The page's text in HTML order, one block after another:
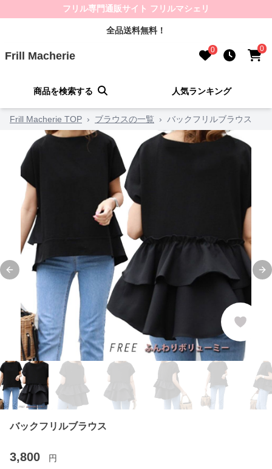
フリル専門通販サイト フリルマシェリ
全品送料無料！
Frill Macherie 0 0
商品を検索する 人気ランキング
Frill Macherie TOP › ブラウスの一覧 › バックフリルブラウス
Previous slide
バックフリルブラウス
3,800 円